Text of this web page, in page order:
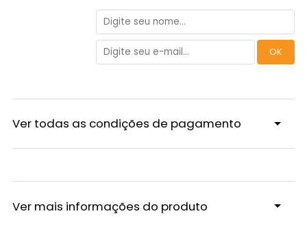
Ver todas as condições de pagamento
Ver mais informações do produto